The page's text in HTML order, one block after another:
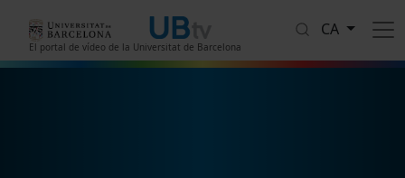
El portal de vídeo de la Universitat de Barcelona
CA